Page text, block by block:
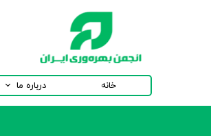
خانه درباره ما